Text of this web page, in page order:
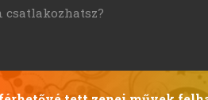
csatlakozhatsz?